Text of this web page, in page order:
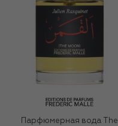
Парфюмерная вода The